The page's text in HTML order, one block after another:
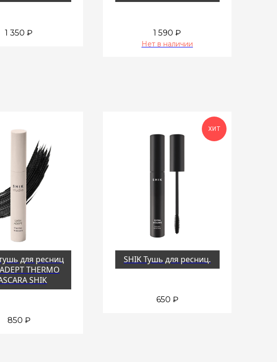
1 350 ₽ 1 590 ₽
Нет в наличии
для ресниц
THERMO
SHIK
850 ₽
ХИТ
SHIK Тушь для ресниц.
650 ₽